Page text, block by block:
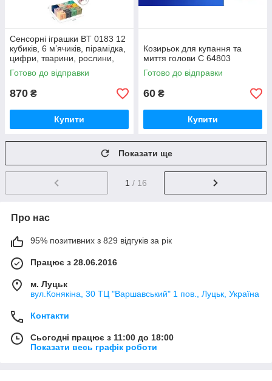
Сенсорні іграшки BT 0183 12
кубиків, 6 м’ячиків, пірамідка,
цифри, тварини, рослини,
кольори, геометричні
фігурки, гумові,в сумці
Готово до відправки
870 ₴
Купити
Козирьок для купання та
миття голови C 64803
Готово до відправки
60 ₴
Купити
Показати ще
1 / 16
Про нас
95% позитивних з 829 відгуків за рік
Працює з 28.06.2016
м. Луцьк
вул.Конякіна, 30 ТЦ "Варшавський" 1 пов., Луцьк, Україна
Контакти
Сьогодні працює з 11:00 до 18:00
Показати весь графік роботи